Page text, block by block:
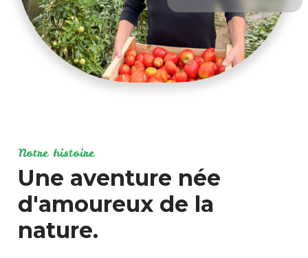
Notre histoire
Une aventure née
d'amoureux de la
nature.